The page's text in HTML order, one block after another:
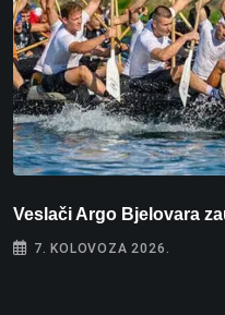
Veslači Argo Bjelovara
7. KOLOVOZA 2026.